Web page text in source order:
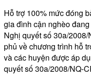
Hỗ trợ 100% mức đóng
gia đình cận nghèo
Nghị quyết số 30a/
phủ về chương trình hỗ
và các huyện được áp
quyết số 30a/2008/NQ-